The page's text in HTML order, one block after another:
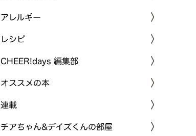
アレルギー
レシピ
CHEER!days 編集部
オススメの本
連載
チアちゃん&デイズくんの部屋